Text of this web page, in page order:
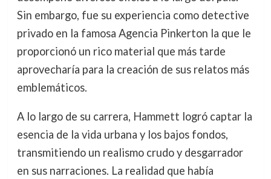
Sin embargo, fue su experiencia como detective
privado en la famosa Agencia Pinkerton la que le
proporcionó un rico material que más tarde
aprovecharía para la creación de sus relatos más
emblemáticos.
A lo largo de su carrera, Hammett logró captar la
esencia de la vida urbana y los bajos fondos,
transmitiendo un realismo crudo y desgarrador
en sus narraciones. La realidad que había